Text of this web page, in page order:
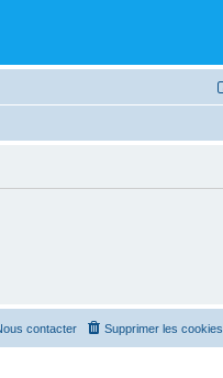
Supprimer les cookies
contacter